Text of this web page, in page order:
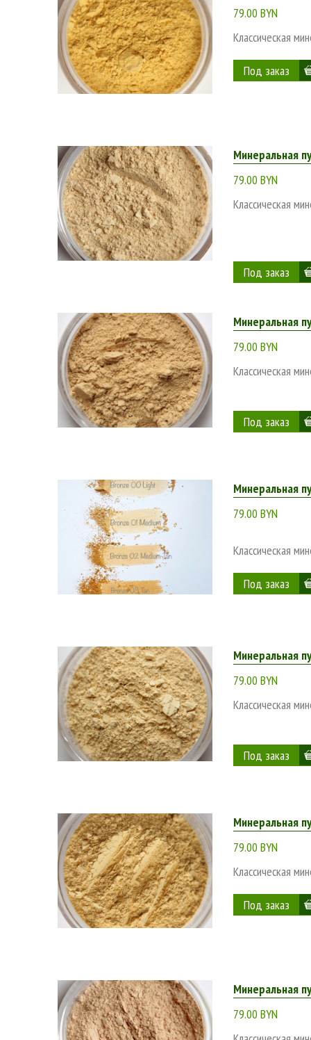
79.00 BYN
Классическая
Минеральная
79.00 BYN
Классическая
Минеральная
79.00 BYN
Классическая
Минеральная
79.00 BYN
Классическая
Минеральная
79.00 BYN
Классическая
Минеральная
79.00 BYN
Классическая
Минеральная
79.00 BYN